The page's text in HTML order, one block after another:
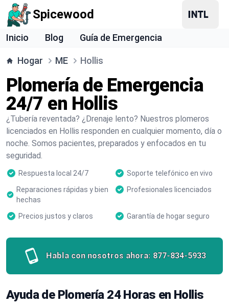
Spicewood
Inicio Blog Guía de Emergencia
Hogar ME Hollis
Plomería de Emergencia
24/7 en Hollis
¿Tubería reventada? ¿Drenaje lento? Nuestros plomeros
licenciados en Hollis responden en cualquier momento, día o
noche. Somos pacientes, preparados y enfocados en tu
seguridad.
Respuesta local 24/7
Soporte telefónico en vivo
Reparaciones rápidas y bien
hechas
Profesionales licenciados
Precios justos y claros Garantía de hogar seguro
Habla con nosotros ahora: 877-834-5933
Ayuda de Plomería 24 Horas en Hollis